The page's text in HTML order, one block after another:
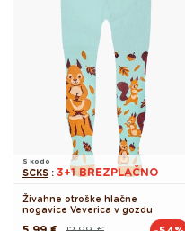
S kodo
SCKS : 3+1 BREZPLAČNO
Živahne otroške hlačne
nogavice Veverica v gozdu